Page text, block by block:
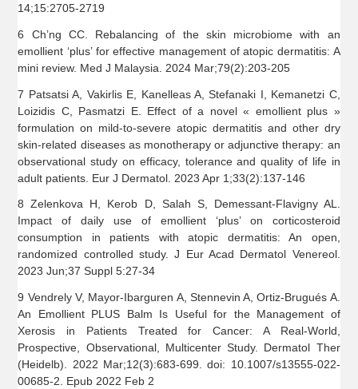
14;15:2705-2719
6 Ch’ng CC. Rebalancing of the skin microbiome with an
emollient ‘plus’ for effective management of atopic dermatitis: A
mini review. Med J Malaysia. 2024 Mar;79(2):203-205
7 Patsatsi A, Vakirlis E, Kanelleas A, Stefanaki I, Kemanetzi C,
Loizidis C, Pasmatzi E. Effect of a novel « emollient plus »
formulation on mild-to-severe atopic dermatitis and other dry
skin-related diseases as monotherapy or adjunctive therapy: an
observational study on efficacy, tolerance and quality of life in
adult patients. Eur J Dermatol. 2023 Apr 1;33(2):137-146
8 Zelenkova H, Kerob D, Salah S, Demessant-Flavigny AL.
Impact of daily use of emollient ‘plus’ on corticosteroid
consumption in patients with atopic dermatitis: An open,
randomized controlled study. J Eur Acad Dermatol Venereol.
2023 Jun;37 Suppl 5:27-34
9 Vendrely V, Mayor-Ibarguren A, Stennevin A, Ortiz-Brugués A.
An Emollient PLUS Balm Is Useful for the Management of
Xerosis in Patients Treated for Cancer: A Real-World,
Prospective, Observational, Multicenter Study. Dermatol Ther
(Heidelb). 2022 Mar;12(3):683-699. doi: 10.1007/s13555-022-
00685-2. Epub 2022 Feb 2